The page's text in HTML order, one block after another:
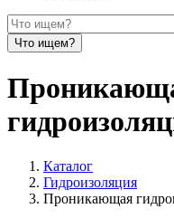
Каталог
Гидроизоляция
Проникающая